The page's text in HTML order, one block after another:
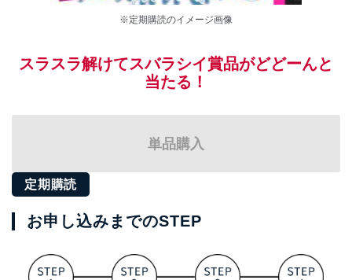
※定期購読のイメージ画像
スラスラ解けてスバラシイ賞品がどどーんと
当たる！
単品購入
定期購読
お申し込みまでのSTEP